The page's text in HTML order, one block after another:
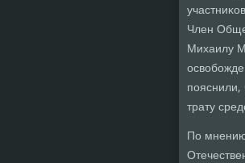
Член
Михаилу
трату
По мнению